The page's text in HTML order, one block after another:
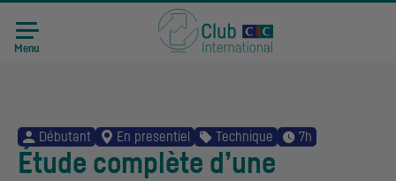
Menu
Débutant En presentiel Technique 7h
Étude complète d’une